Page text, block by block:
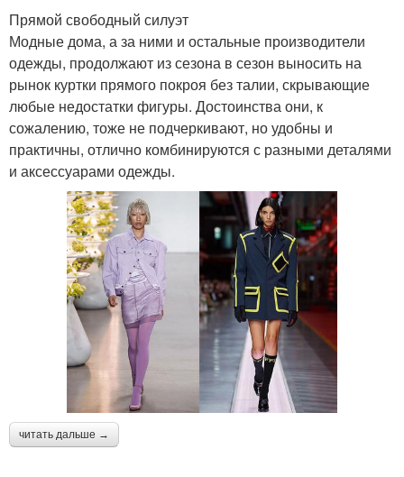
Прямой свободный силуэт
Модные дома, а за ними и остальные производители
одежды, продолжают из сезона в сезон выносить на
рынок куртки прямого покроя без талии, скрывающие
любые недостатки фигуры. Достоинства они, к
сожалению, тоже не подчеркивают, но удобны и
практичны, отлично комбинируются с разными деталями
и аксессуарами одежды.
читать дальше →